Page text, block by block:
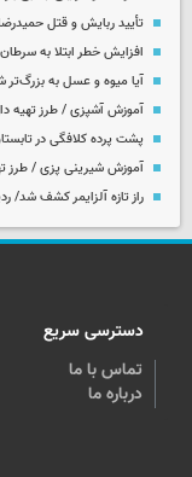
تأیید ربایش و قتل
افزایش خطر ابتلا به سرطان
آیا میوه و عسل به
آموزش آشپزی / طرز تهیه
پشت پرده کلافگی در
آموزش شیرینی پزی / طرز
راز تازه آلزایمر کشف شد/
دسترسی سریع
تماس با ما
درباره ما